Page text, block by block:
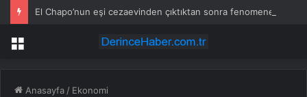
Menü
Anasayfa / Ekonomi